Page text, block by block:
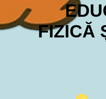
FIZICĂ